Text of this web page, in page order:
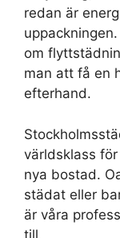
redan är
om
man att få en
efterhand.
världsklass
nya bostad.
städat eller
är våra
till.